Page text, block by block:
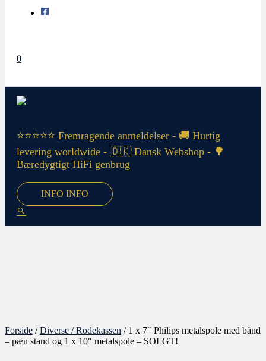
0
⭐⭐⭐⭐⭐ Fremragende anmeldelser - 🚚 Hurtig
levering worldwide - 🇩🇰 Dansk Webshop - 🌳
Bæredygtigt HiFi genbrug
INFO INFO
Forside /Diverse / Rodekassen / 1 x 7″ Philips metalspole med bånd
– pæn stand og 1 x 10″ metalspole – SOLGT!